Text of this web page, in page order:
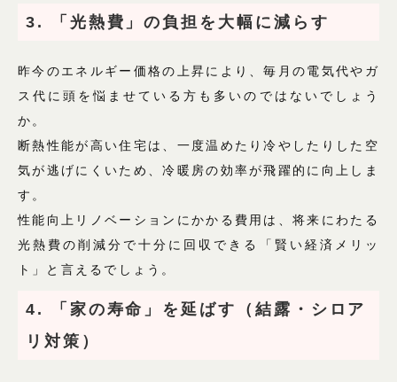
3. 「光熱費」の負担を大幅に減らす
昨今のエネルギー価格の上昇により、毎月の電気代やガ
ス代に頭を悩ませている方も多いのではないでしょう
か。
断熱性能が高い住宅は、一度温めたり冷やしたりした空
気が逃げにくいため、冷暖房の効率が飛躍的に向上しま
す。
性能向上リノベーションにかかる費用は、将来にわたる
光熱費の削減分で十分に回収できる「賢い経済メリッ
ト」と言えるでしょう。
4. 「家の寿命」を延ばす（結露・シロア
リ対策）